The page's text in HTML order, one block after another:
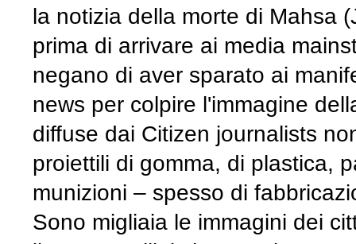
la notizia della morte di Mahsa
prima di arrivare ai media
negano di aver sparato ai
news per colpire l'immagine
diffuse dai Citizen journalists
proiettili di gomma, di plastica,
munizioni – spesso di
Sono migliaia le immagini dei